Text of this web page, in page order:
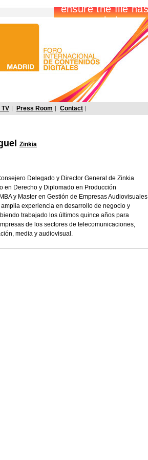
Zinkia
Delegado y Director General de Zinkia
en Derecho y Diplomado en Producción
y Master en Gestión de Empresas Audiovisuales
experiencia en desarrollo de negocio y
trabajado los últimos quince años para
de los sectores de telecomunicaciones,
media y audiovisual.
TV Press Room Contact